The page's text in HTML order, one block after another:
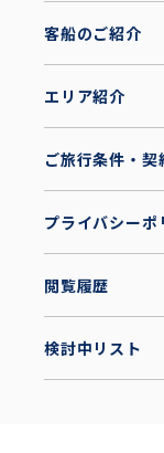
客船のご紹介
エリア紹介
ご旅行条件・契
プライバシーポ
閲覧履歴
検討中リスト